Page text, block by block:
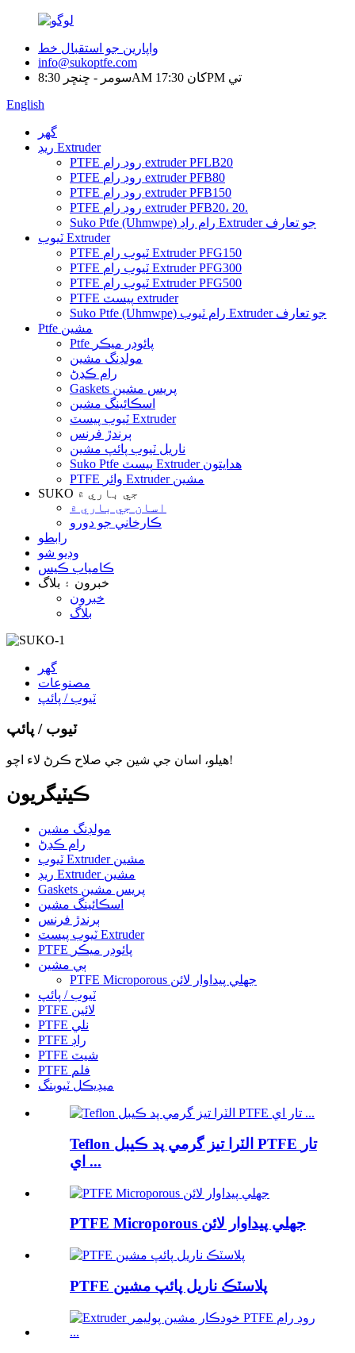
واپارين جو استقبال خط
info@sukoptfe.com
سومر - ڇنڇر 8:30AM کان 17:30PM تي
English
گهر
ريڊ Extruder
PTFE روڊ رام extruder PFLB20
PTFE روڊ رام extruder PFB80
PTFE روڊ رام extruder PFB150
PTFE روڊ رام extruder PFB20، 20.
Suko Ptfe (Uhmwpe) رام راڊ Extruder جو تعارف
ٽيوب Extruder
PTFE ٽيوب رام Extruder PFG150
PTFE ٽيوب رام Extruder PFG300
PTFE ٽيوب رام Extruder PFG500
PTFE پيسٽ extruder
Suko Ptfe (Uhmwpe) رام ٽيوب Extruder جو تعارف
Ptfe مشين
Ptfe پائوڊر ميڪر
مولڊنگ مشين
رام ڪڍڻ
Gaskets پريس مشين
اسڪائينگ مشين
ٽيوب پيسٽ Extruder
ٻرندڙ فرنس
ناريل ٽيوب پائپ مشين
Suko Ptfe پيسٽ Extruder هدايتون
PTFE وائر Extruder مشين
SUKO جي باري ۾
اسان جي باري ۾
ڪارخاني جو دورو
رابطو
وڊيو شو
ڪامياب ڪيس
خبرون ۽ بلاگ
خبرون
بلاگ
گهر
مصنوعات
ٽيوب / پائپ
ٽيوب / پائپ
هيلو، اسان جي شين جي صلاح ڪرڻ لاء اچو!
ڪيٽيگريون
مولڊنگ مشين
رام ڪڍڻ
ٽيوب Extruder مشين
ريڊ Extruder مشين
Gaskets پريس مشين
اسڪائينگ مشين
ٻرندڙ فرنس
ٽيوب پيسٽ Extruder
PTFE پائوڊر ميڪر
ٻي مشين
PTFE Microporous جھلي پيداوار لائن
ٽيوب / پائپ
PTFE لائين
PTFE نلي
PTFE راڊ
PTFE شيٽ
PTFE فلم
ميڊيڪل ٽيوبنگ
Teflon الٽرا تيز گرمي پد ڪيبل PTFE تار
اي ...
PTFE Microporous جھلي پيداوار لائن
PTFE پلاسٽڪ ناريل پائپ مشين